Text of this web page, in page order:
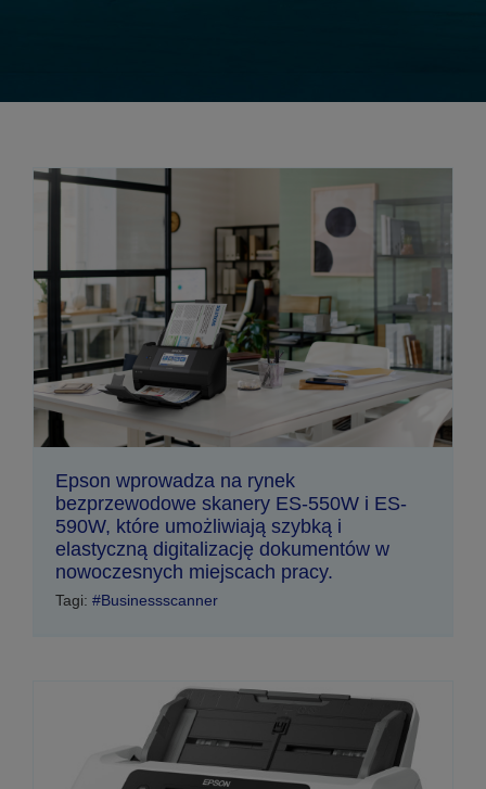
Epson wprowadza na rynek
bezprzewodowe skanery ES-550W i ES-
590W, które umożliwiają szybką i
elastyczną digitalizację dokumentów w
nowoczesnych miejscach pracy.
Tagi: #Businessscanner